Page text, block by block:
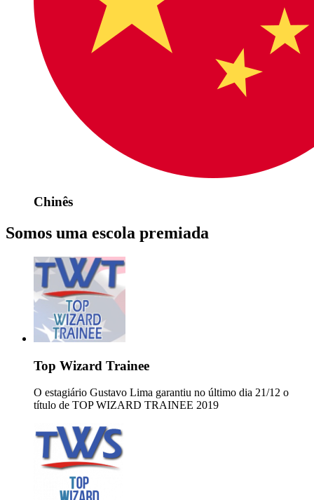
Chinês
Somos uma escola premiada
Top Wizard Trainee
O estagiário Gustavo Lima garantiu no último dia 21/12 o
título de TOP WIZARD TRAINEE 2019